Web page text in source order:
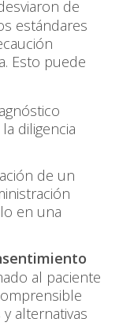
de
estándares
Esto puede
diligencia
de un
en una
al paciente
alternativas